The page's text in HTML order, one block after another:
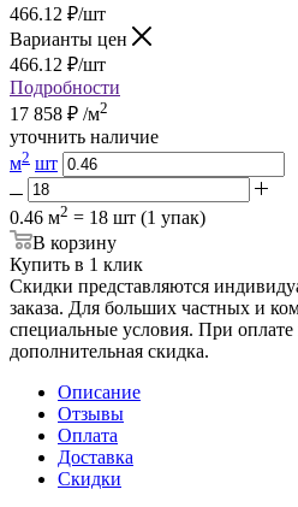
466.12 ₽/шт
Варианты цен
466.12 ₽/шт
Подробности
17 858 ₽ /м2
уточнить наличие
м2 шт
0.46 м2 = 18 шт (1 упак)
В корзину
Купить в 1 клик
Скидки представляются
заказа. Для больших частных и
специальные условия. При
дополнительная скидка.
Описание
Отзывы
Оплата
Доставка
Скидки